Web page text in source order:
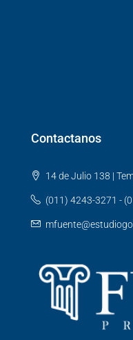
Contactanos
14 de Julio 138 |
(011) 4243-3271 -